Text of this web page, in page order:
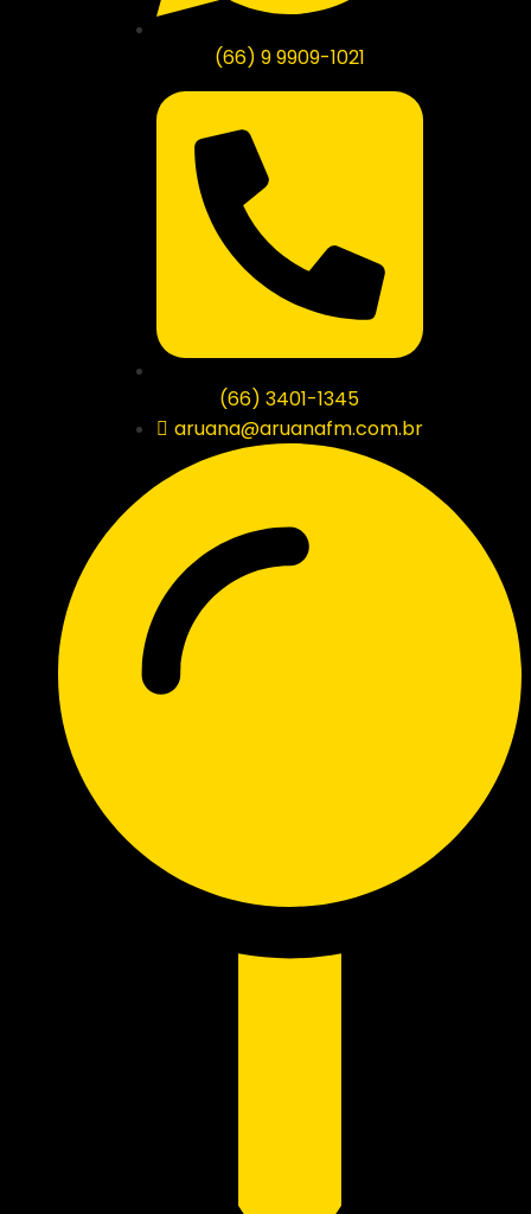
(66) 9 9909-1021
(66) 3401-1345
aruana@aruanafm.com.br